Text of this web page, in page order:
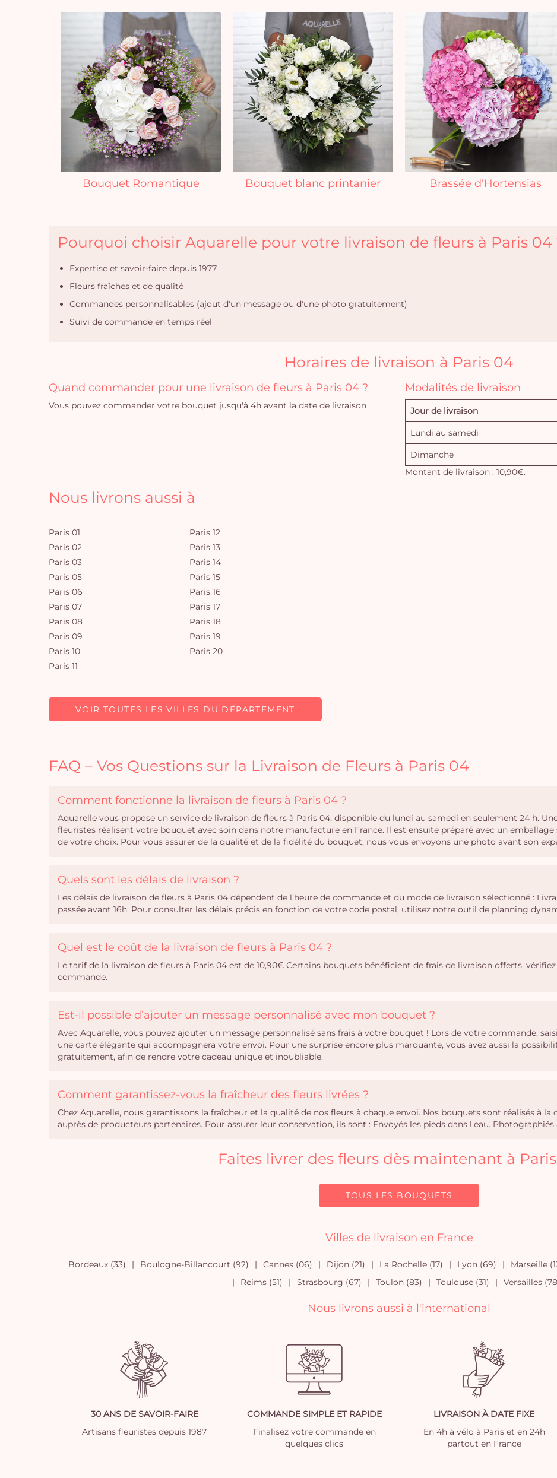
Bouquet Romantique Bouquet blanc printanier Brassée d'Hortensias
Pourquoi choisir Aquarelle pour votre livraison de fleurs à Paris 04
Expertise et savoir-faire depuis 1977
Fleurs fraîches et de qualité
Commandes personnalisables (ajout d'un message ou d'une photo gratuitement)
Suivi de commande en temps réel
Horaires de livraison à Paris 04
Quand commander pour une livraison de fleurs à Paris 04 ?
Vous pouvez commander votre bouquet jusqu'à 4h avant la date de livraison
Modalités de livraison
Jour de livraison
Lundi au samedi
Dimanche
Montant de livraison : 10,90€.
Nous livrons aussi à
Paris 01
Paris 02
Paris 03
Paris 05
Paris 06
Paris 07
Paris 08
Paris 09
Paris 10
Paris 11
Paris 12
Paris 13
Paris 14
Paris 15
Paris 16
Paris 17
Paris 18
Paris 19
Paris 20
VOIR TOUTES LES VILLES DU DÉPARTEMENT
FAQ – Vos Questions sur la Livraison de Fleurs à Paris 04
Comment fonctionne la livraison de fleurs à Paris 04 ?
Aquarelle vous propose un service de livraison de fleurs à Paris 04, disponible du lundi au samedi en seulement 24 h.
fleuristes réalisent votre bouquet avec soin dans notre manufacture en France. Il est ensuite préparé avec un emballage
de votre choix. Pour vous assurer de la qualité et de la fidélité du bouquet, nous vous envoyons une photo avant son
Quels sont les délais de livraison ?
Les délais de livraison de fleurs à Paris 04 dépendent de l’heure de commande et du mode de livraison sélectionné :
passée avant 16h. Pour consulter les délais précis en fonction de votre code postal, utilisez notre outil de planning
Quel est le coût de la livraison de fleurs à Paris 04 ?
Le tarif de la livraison de fleurs à Paris 04 est de 10,90€ Certains bouquets bénéficient de frais de livraison offerts,
commande.
Est-il possible d’ajouter un message personnalisé avec mon bouquet ?
Avec Aquarelle, vous pouvez ajouter un message personnalisé sans frais à votre bouquet ! Lors de votre commande,
une carte élégante qui accompagnera votre envoi. Pour une surprise encore plus marquante, vous avez aussi la
gratuitement, afin de rendre votre cadeau unique et inoubliable.
Comment garantissez-vous la fraîcheur des fleurs livrées ?
Chez Aquarelle, nous garantissons la fraîcheur et la qualité de nos fleurs à chaque envoi. Nos bouquets sont réalisés à
auprès de producteurs partenaires. Pour assurer leur conservation, ils sont : Envoyés les pieds dans l'eau.
Faites livrer des fleurs dès maintenant à
TOUS LES BOUQUETS
Villes de livraison en France
Bordeaux (33) Boulogne-Billancourt (92) Cannes (06) Dijon (21) La Rochelle (17) Lyon (69) Marseille
Reims (51)
Strasbourg (67) Toulon (83) Toulouse (31) Versailles
Nous livrons aussi à l'international
30 ANS DE SAVOIR-FAIRE
Artisans fleuristes depuis 1987
COMMANDE SIMPLE ET RAPIDE
Finalisez votre commande en
quelques clics
LIVRAISON À DATE FIXE
En 4h à vélo à Paris et en 24h
partout en France